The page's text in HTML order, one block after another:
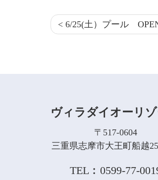
< 6/25(土）プール
ヴィラダイオーリゾ
〒517-0604
三重県志摩市大王町船越
TEL︰0599-77-